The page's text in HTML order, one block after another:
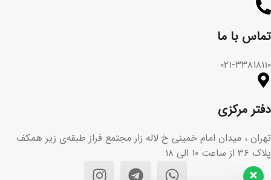
تماس با ما​
۰۲۱-۳۳۸۱۸۱۱۰
دفتر مرکزی
تهران ، میدان امام خمینی خ لاله زار مجتمع فراز طبقه‌ی زیر همکف
پلاک ۳۶ از ساعت ۱۰ الی ۱۸